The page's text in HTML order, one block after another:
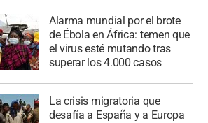
Alarma mundial por el brote
de Ébola en África: temen que
el virus esté mutando tras
superar los 4.000 casos
La crisis migratoria que
desafía a España y a Europa